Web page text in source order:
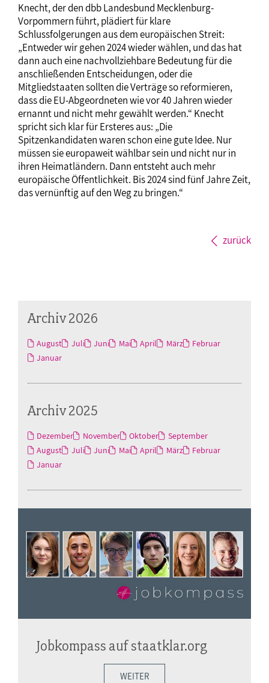
Knecht, der den dbb Landesbund Mecklenburg-
Vorpommern führt, plädiert für klare
Schlussfolgerungen aus dem europäischen Streit:
„Entweder wir gehen 2024 wieder wählen, und das hat
dann auch eine nachvollziehbare Bedeutung für die
anschließenden Entscheidungen, oder die
Mitgliedstaaten sollten die Verträge so reformieren,
dass die EU-Abgeordneten wie vor 40 Jahren wieder
ernannt und nicht mehr gewählt werden.“ Knecht
spricht sich klar für Ersteres aus: „Die
Spitzenkandidaten waren schon eine gute Idee. Nur
müssen sie europaweit wählbar sein und nicht nur in
ihren Heimatländern. Dann entsteht auch mehr
europäische Öffentlichkeit. Bis 2024 sind fünf Jahre Zeit,
das vernünftig auf den Weg zu bringen.“
zurück
Archiv 2026
August Juli Juni Mai April März
Februar
Januar
Archiv 2025
Dezember November Oktober
September
August
Juli Juni Mai April März
Februar
Januar
Jobkompass auf staatklar.org
WEITER